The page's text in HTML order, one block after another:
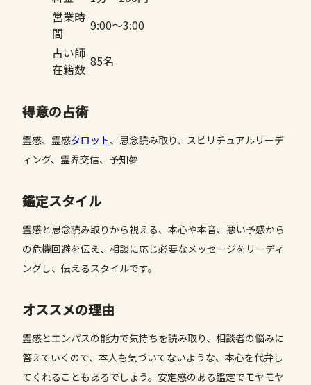
営業時
間
9:00〜3:00
占い師
在籍数 85名
得意の占術
霊感、霊感タロット、思念読み取り、スピリチュアルリーデ
ィング、霊界交信、予知夢
鑑定スタイル
霊感と思念読み取りから視える、本心や本音、悪い予感から
の危機回避を伝え、相談に応じ必要なメッセージをリーディ
ングし、伝えるスタイルです。
オススメの理由
霊感とエンパスの能力で気持ちを読み取り、相談者の悩みに
答えていくので、本人も気づいてないような、本心を代弁し
てくれることもあるでしょう。安定感のある鑑定でモヤモヤ